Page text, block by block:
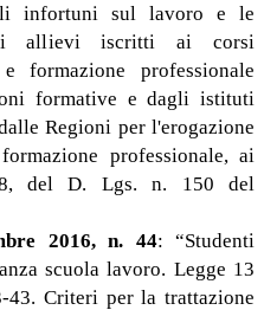
infortuni sul lavoro e le
allievi iscritti ai corsi
formazione professionale
formative e dagli istituti
Regioni per l'erogazione
professionale, ai
8, del D. Lgs. n. 150 del
2016, n. 44: “Studenti
scuola lavoro. Legge 13
Criteri per la trattazione